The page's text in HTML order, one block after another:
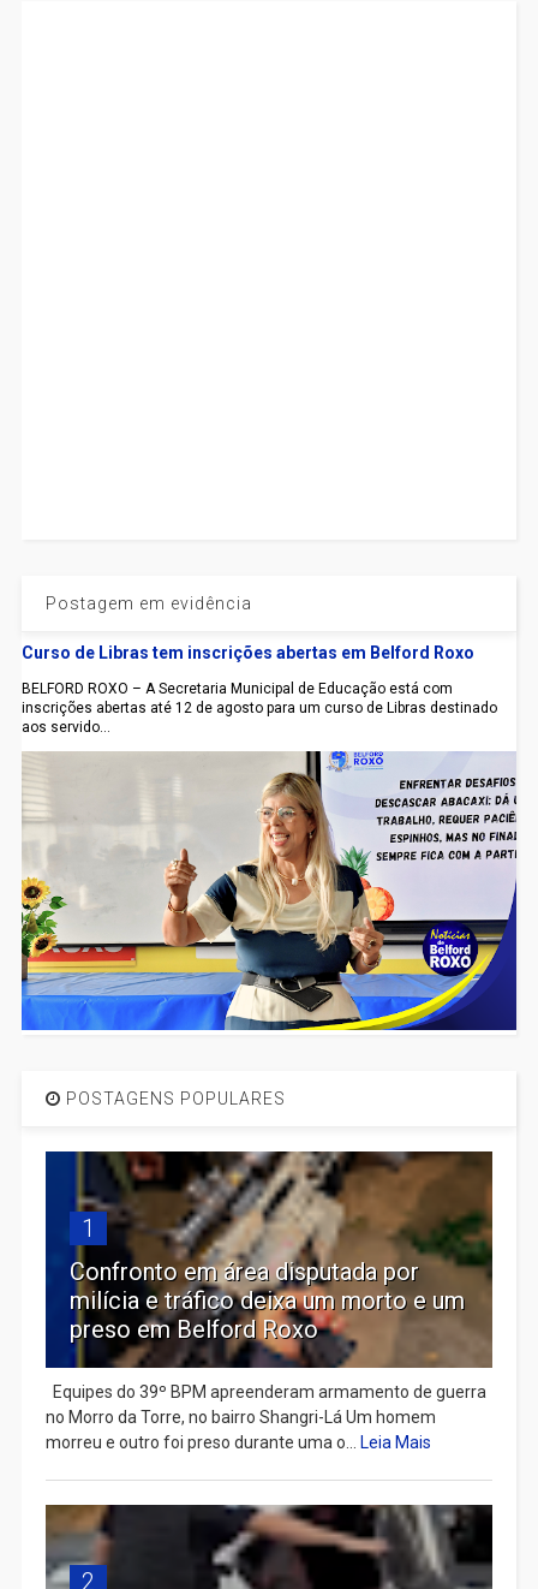
Postagem em evidência
Curso de Libras tem inscrições abertas em Belford Roxo
BELFORD ROXO – A Secretaria Municipal de Educação está com
inscrições abertas até 12 de agosto para um curso de Libras destinado
aos servido...
POSTAGENS POPULARES
1
Confronto em área disputada por
milícia e tráfico deixa um morto e um
preso em Belford Roxo
Equipes do 39º BPM apreenderam armamento de guerra
no Morro da Torre, no bairro Shangri-Lá Um homem
morreu e outro foi preso durante uma o...
Leia Mais
2